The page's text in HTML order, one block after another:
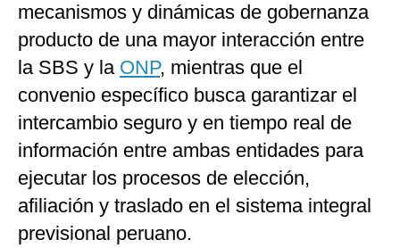
mecanismos y dinámicas de gobernanza
producto de una mayor interacción entre
la SBS y la ONP, mientras que el
convenio específico busca garantizar el
intercambio seguro y en tiempo real de
información entre ambas entidades para
ejecutar los procesos de elección,
afiliación y traslado en el sistema integral
previsional peruano.